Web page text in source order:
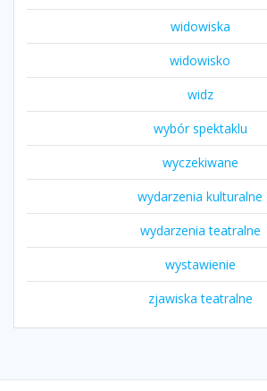
widowiska
widowisko
widz
wybór spektaklu
wyczekiwane
wydarzenia kulturalne
wydarzenia teatralne
wystawienie
zjawiska teatralne